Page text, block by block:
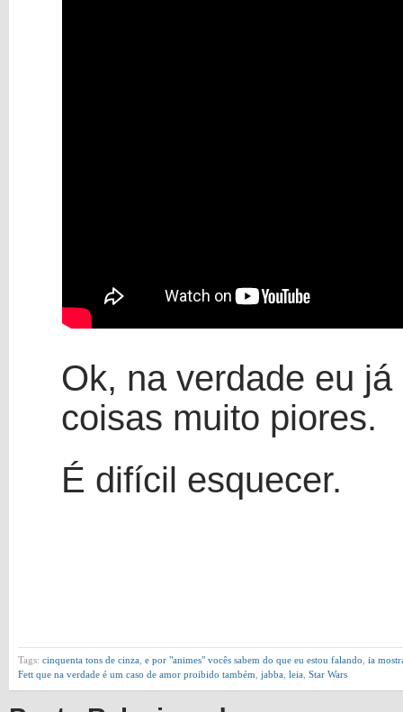
Ok, na verdade eu já
coisas muito piores.
É difícil esquecer.
Tags: cinquenta tons de cinza e por "animes" vocês sabem do que eu estou falando ia
Fett que na verdade é um caso de amor proibido também jabba leia Star Wars